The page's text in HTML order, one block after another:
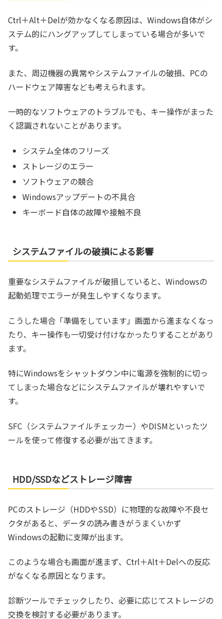
Ctrl＋Alt＋Delが効かなくなる原因は、Windows自体がシ
ステム的にハングアップしてしまっている場合が多いで
す。
また、周辺機器の異常やシステムファイルの破損、PCの
ハードウェア障害なども考えられます。
一時的なソフトウェアのトラブルでも、キー操作がまった
く認識されないことがあります。
システム全体のフリーズ
ストレージのエラー
ソフトウェアの競合
Windowsアップデートの不具合
キーボード自体の故障や接触不良
システムファイルの破損による影響
重要なシステムファイルが破損していると、Windowsの
起動処理でエラーが発生しやすくなります。
こうした場合「準備をしています」画面から進まなくなっ
たり、キー操作も一切受け付けなかったりすることがあり
ます。
特にWindowsをシャットダウン中に電源を強制的に切っ
てしまった場合などにシステムファイルが壊れやすいで
す。
SFC（システムファイルチェッカー）やDISMといったツ
ールを使って修復する必要が出てきます。
HDD/SSDなどストレージ障害
PCのストレージ（HDDやSSD）に物理的な故障や不良セ
クタがあると、データの読み書きがうまくいかず
Windowsの起動に支障が出ます。
このような場合も画面が進まず、Ctrl＋Alt＋Delへの反応
がなくなる原因となります。
診断ツールでチェックしたり、必要に応じてストレージの
交換を検討する必要があります。